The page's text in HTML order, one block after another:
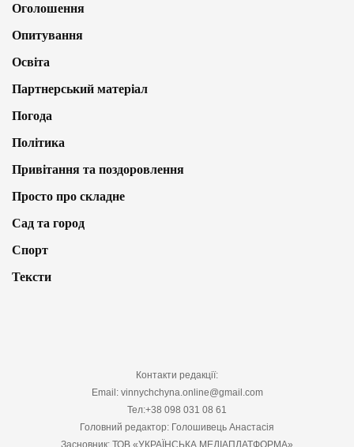
Оголошення
Опитування
Освіта
Партнерський матеріал
Погода
Політика
Привітання та поздоровлення
Просто про складне
Сад та город
Спорт
Тексти
Контакти редакції:
Email: vinnychchyna.online@gmail.com
Тел:+38 098 031 08 61
Головний редактор: Голошивець Анастасія
Засновник: ТОВ «УКРАЇНСЬКА МЕДІАПЛАТФОРМА»